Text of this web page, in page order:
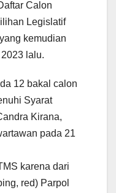
Calon
Legislatif
kemudian
lalu.
12 bakal calon
Syarat
Kirana,
pada 21
karena dari
red) Parpol